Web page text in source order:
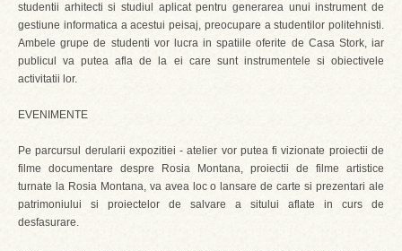
studentii arhitecti si studiul aplicat pentru generarea unui instrument de
gestiune informatica a acestui peisaj, preocupare a studentilor politehnisti.
Ambele grupe de studenti vor lucra in spatiile oferite de Casa Stork, iar
publicul va putea afla de la ei care sunt instrumentele si obiectivele
activitatii lor.
EVENIMENTE
Pe parcursul derularii expozitiei - atelier vor putea fi vizionate proiectii de
filme documentare despre Rosia Montana, proiectii de filme artistice
turnate la Rosia Montana, va avea loc o lansare de carte si prezentari ale
patrimoniului si proiectelor de salvare a sitului aflate in curs de
desfasurare.